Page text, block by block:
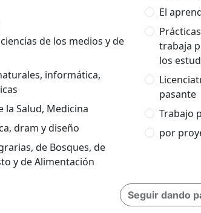
de los medios y de
informática,
la Salud, Medicina
dram y diseño
de Bosques, de
y de Alimentación
El
trabaja
los
pasante
Trabajo
por
Seguir dando